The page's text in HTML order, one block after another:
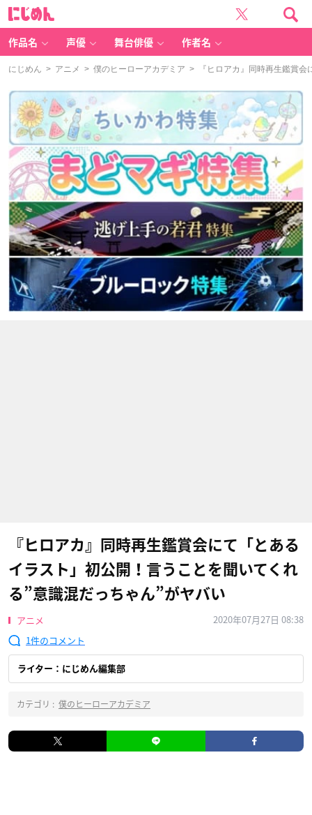
作品名 声優 舞台俳優 作者名
にじめん > アニメ > 僕のヒーローアカデミア > 『ヒロアカ』同時再生鑑賞会
『ヒロアカ』同時再生鑑賞会にて「とある
イラスト」初公開！言うことを聞いてくれ
る”意識混だっちゃん”がヤバい
アニメ
2020年07月27日 08:38
1
ライター：にじめん編集部
カテゴリ : 僕のヒーローアカデミア